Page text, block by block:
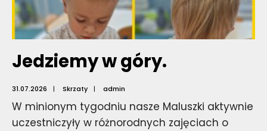
Jedziemy w góry.
31.07.2026 | Skrzaty | admin
W minionym tygodniu nasze Maluszki aktywnie
uczestniczyły w różnorodnych zajęciach o